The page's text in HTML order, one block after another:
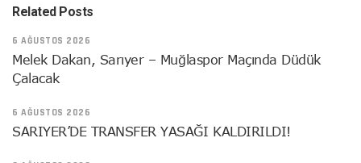
Related Posts
6 AĞUSTOS 2026
Melek Dakan, Sarıyer – Muğlaspor Maçında Düdük
Çalacak
6 AĞUSTOS 2026
SARIYER’DE TRANSFER YASAĞI KALDIRILDI!